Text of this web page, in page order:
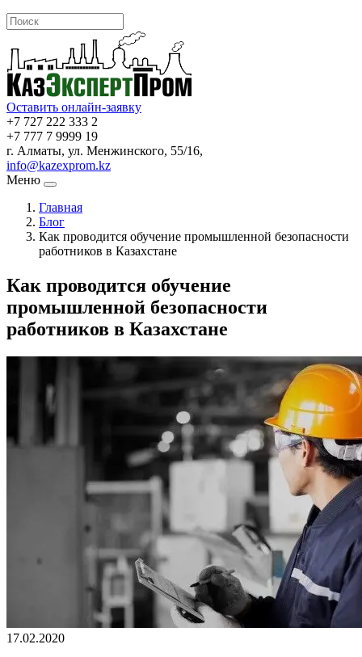
Оставить онлайн-заявку
+7 727 222 333 2
+7 777 7 9999 19
г. Алматы, ул. Менжинского, 55/16,
info@kazexprom.kz
Меню
Главная
Блог
Как проводится обучение промышленной безопасности
работников в Казахстане
Как проводится обучение
промышленной безопасности
работников в Казахстане
17.02.2020